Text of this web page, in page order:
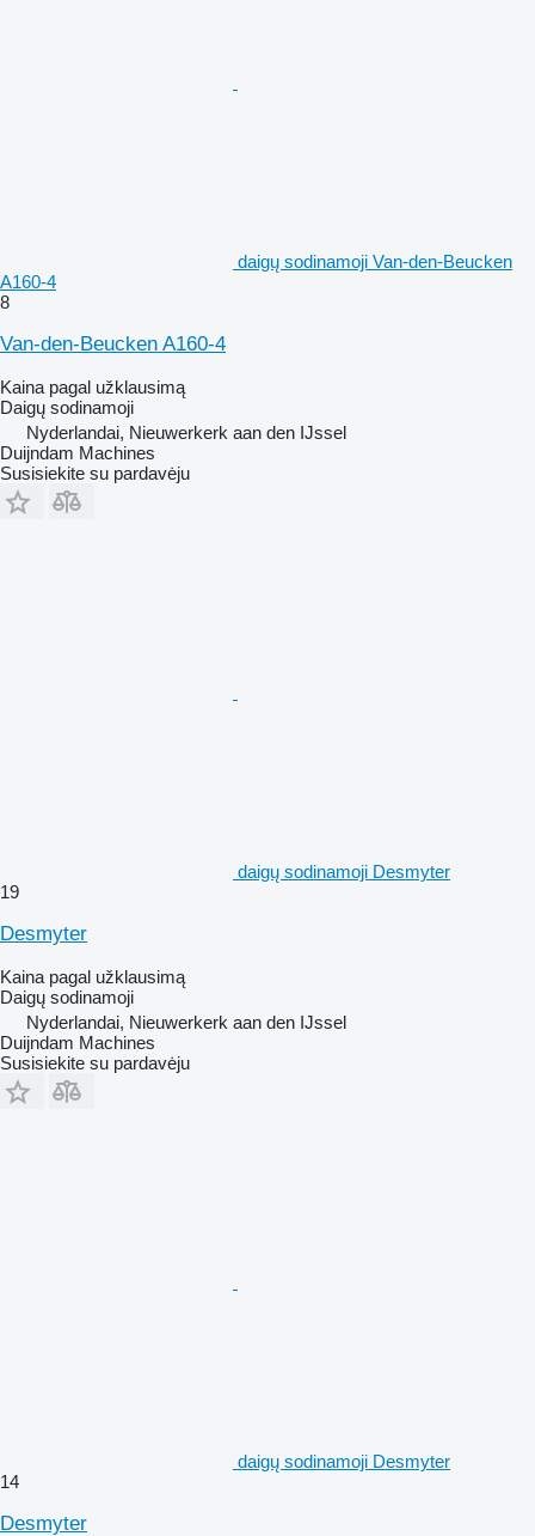
daigų sodinamoji Van-den-Beucken
A160-4
8
Van-den-Beucken A160-4
Kaina pagal užklausimą
Daigų sodinamoji
Nyderlandai, Nieuwerkerk aan den IJssel
Duijndam Machines
Susisiekite su pardavėju
daigų sodinamoji Desmyter
19
Desmyter
Kaina pagal užklausimą
Daigų sodinamoji
Nyderlandai, Nieuwerkerk aan den IJssel
Duijndam Machines
Susisiekite su pardavėju
daigų sodinamoji Desmyter
14
Desmyter